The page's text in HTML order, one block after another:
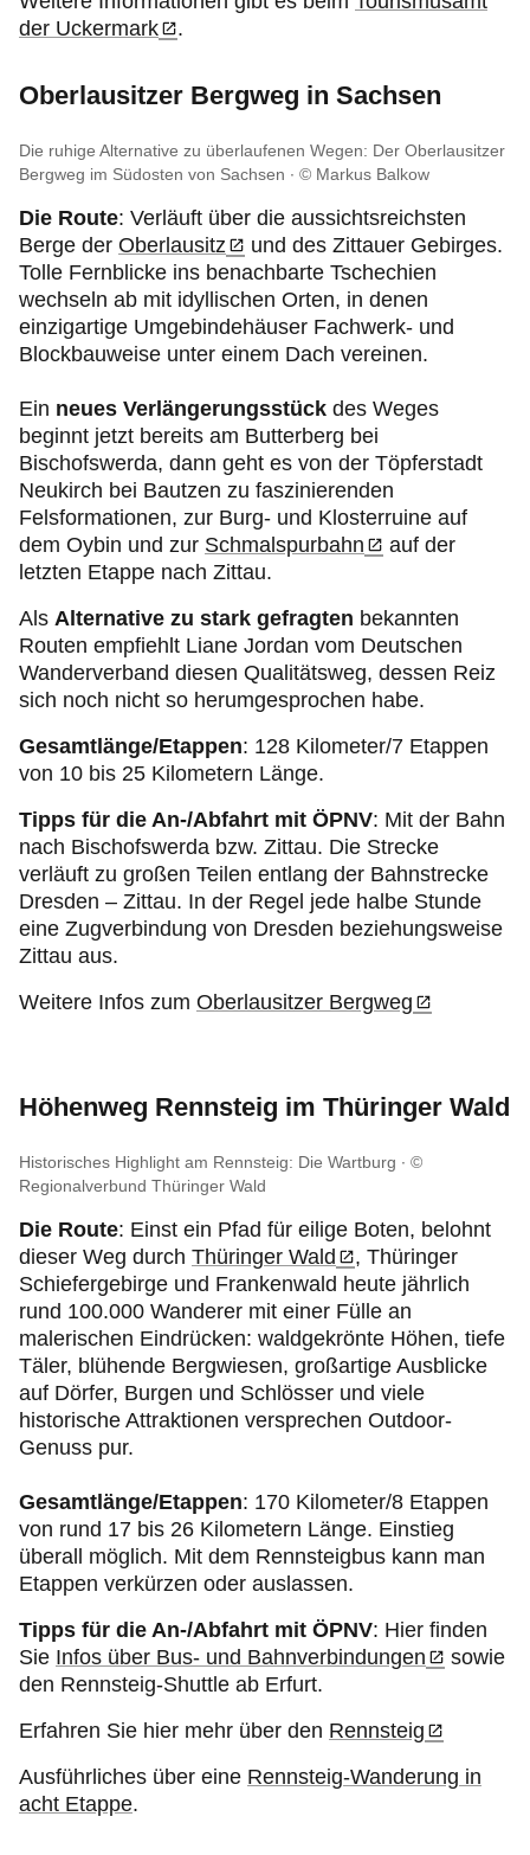
der Uckermark
.
Oberlausitzer Bergweg in Sachsen
Die ruhige Alternative zu überlaufenen Wegen: Der Oberlausitzer
Bergweg im Südosten von Sachsen
© Markus Balkow
Die Route: Verläuft über die aussichtsreichsten
Berge der Oberlausitz
und des Zittauer Gebirges.
Tolle Fernblicke ins benachbarte Tschechien
wechseln ab mit idyllischen Orten, in denen
einzigartige Umgebindehäuser Fachwerk- und
Blockbauweise unter einem Dach vereinen.
Ein neues Verlängerungsstück des Weges
beginnt jetzt bereits am Butterberg bei
Bischofswerda, dann geht es von der Töpferstadt
Neukirch bei Bautzen zu faszinierenden
Felsformationen, zur Burg- und Klosterruine auf
dem Oybin und zur Schmalspurbahn
auf der
letzten Etappe nach Zittau.
Als Alternative zu stark gefragten bekannten
Routen empfiehlt Liane Jordan vom Deutschen
Wanderverband diesen Qualitätsweg, dessen Reiz
sich noch nicht so herumgesprochen habe.
Gesamtlänge/Etappen: 128 Kilometer/7 Etappen
von 10 bis 25 Kilometern Länge.
Tipps für die An-/Abfahrt mit ÖPNV: Mit der Bahn
nach Bischofswerda bzw. Zittau. Die Strecke
verläuft zu großen Teilen entlang der Bahnstrecke
Dresden – Zittau. In der Regel jede halbe Stunde
eine Zugverbindung von Dresden beziehungsweise
Zittau aus.
Weitere Infos zum Oberlausitzer Bergweg
Höhenweg Rennsteig im Thüringer Wald
Historisches Highlight am Rennsteig: Die Wartburg
©
Regionalverbund Thüringer Wald
Die Route: Einst ein Pfad für eilige Boten, belohnt
dieser Weg durch Thüringer Wald
, Thüringer
Schiefergebirge und Frankenwald heute jährlich
rund 100.000 Wanderer mit einer Fülle an
malerischen Eindrücken: waldgekrönte Höhen, tiefe
Täler, blühende Bergwiesen, großartige Ausblicke
auf Dörfer, Burgen und Schlösser und viele
historische Attraktionen versprechen Outdoor-
Genuss pur.
Gesamtlänge/Etappen: 170 Kilometer/8 Etappen
von rund 17 bis 26 Kilometern Länge. Einstieg
überall möglich. Mit dem Rennsteigbus kann man
Etappen verkürzen oder auslassen.
Tipps für die An-/Abfahrt mit ÖPNV: Hier finden
Sie Infos über Bus- und Bahnverbindungen
sowie
den Rennsteig-Shuttle ab Erfurt.
Erfahren Sie hier mehr über den Rennsteig
Ausführliches über eine Rennsteig-Wanderung in
acht Etappe.